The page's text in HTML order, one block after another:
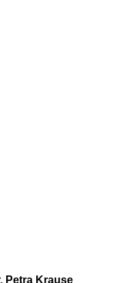
Petra Krause